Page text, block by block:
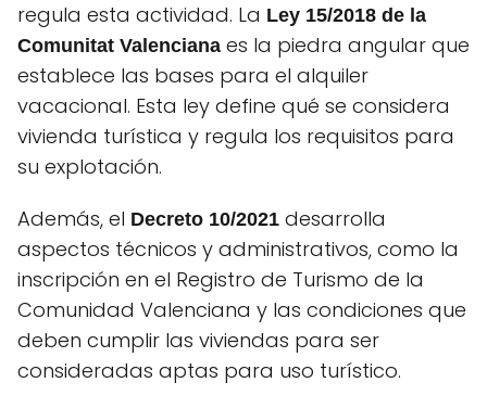
regula esta actividad. La Ley 15/2018 de la
Comunitat Valenciana es la piedra angular que
establece las bases para el alquiler
vacacional. Esta ley define qué se considera
vivienda turística y regula los requisitos para
su explotación.
Además, el Decreto 10/2021 desarrolla
aspectos técnicos y administrativos, como la
inscripción en el Registro de Turismo de la
Comunidad Valenciana y las condiciones que
deben cumplir las viviendas para ser
consideradas aptas para uso turístico.